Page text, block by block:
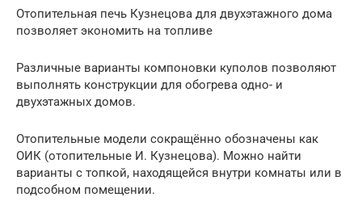
Отопительная печь Кузнецова для двухэтажного дома
позволяет экономить на топливе
Различные варианты компоновки куполов позволяют
выполнять конструкции для обогрева одно- и
двухэтажных домов.
Отопительные модели сокращённо обозначены как
ОИК (отопительные И. Кузнецова). Можно найти
варианты с топкой, находящейся внутри комнаты или в
подсобном помещении.